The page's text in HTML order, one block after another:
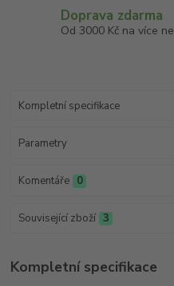
Doprava zdarma
Od 3000 Kč na více
Kompletní specifikace
Parametry
Komentáře 0
Související zboží 3
Kompletní specifikace